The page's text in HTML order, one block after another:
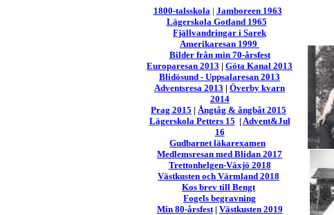
1800-talsskola | Jamboreen 1963
Lägerskola Gotland 1965
Fjällvandringar i Sarek
Amerikaresan 1999
Bilder från min 70-årsfest
Europaresan 2013 | Göta Kanal 2013
Blidösund - Uppsalaresan 2013
Adventsresa 2013 | Överby kvarn
2014
Prag 2015 | Ångtåg & ångbåt 2015
Lägerskola Petters 15 | Advent&Jul
16
Gudbarnet läkarexamen
Medlemsresan med Blidan 2017
Trettonhelgen-Växjö 2018
Västkusten och Värmland 2018
Kos brev till Bengt
Fogels begravning
Min 80-årsfest| Västkusten 2019